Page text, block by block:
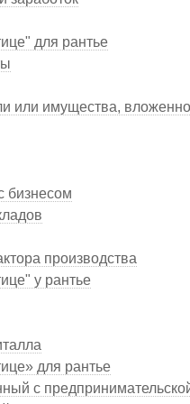
для рантье
или имущества,
бизнесом
производства
у рантье
для рантье
с